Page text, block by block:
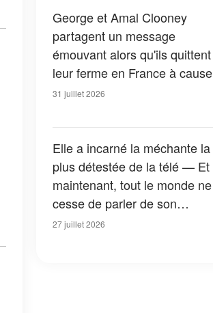
George et Amal Clooney
partagent un message
émouvant alors qu'ils quittent
leur ferme en France à cause
des feux de forêt — Tous les
31 juillet 2026
Elle a incarné la méchante la
plus détestée de la télé — Et
maintenant, tout le monde ne
cesse de parler de son
apparition dans la nouvelle
27 juillet 2026